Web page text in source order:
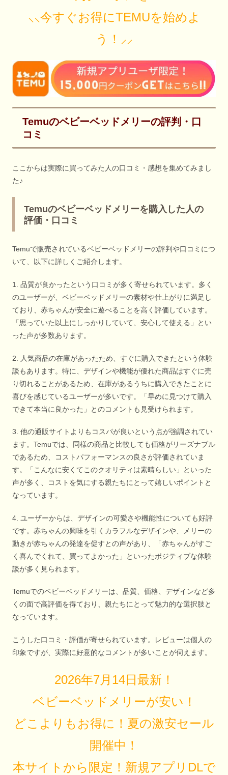
⸜⸜今すぐお得にTEMUを始めよ
う！⸝⸝
Temuのベビーベッドメリーの評判・口
コミ
ここからは実際に買ってみた人の口コミ・感想を集めてみまし
た♪
Temuのベビーベッドメリーを購入した人の
評価・口コミ
Temuで販売されているベビーベッドメリーの評判や口コミにつ
いて、以下に詳しくご紹介します。
1. 品質が良かったという口コミが多く寄せられています。多く
のユーザーが、ベビーベッドメリーの素材や仕上がりに満足し
ており、赤ちゃんが安全に遊べることを高く評価しています。
「思っていた以上にしっかりしていて、安心して使える」とい
った声が多数あります。
2. 人気商品の在庫があったため、すぐに購入できたという体験
談もあります。特に、デザインや機能が優れた商品はすぐに売
り切れることがあるため、在庫があるうちに購入できたことに
喜びを感じているユーザーが多いです。「早めに見つけて購入
できて本当に良かった」とのコメントも見受けられます。
3. 他の通販サイトよりもコスパが良いという点が強調されてい
ます。Temuでは、同様の商品と比較しても価格がリーズナブル
であるため、コストパフォーマンスの良さが評価されていま
す。「こんなに安くてこのクオリティは素晴らしい」といった
声が多く、コストを気にする親たちにとって嬉しいポイントと
なっています。
4. ユーザーからは、デザインの可愛さや機能性についても好評
です。赤ちゃんの興味を引くカラフルなデザインや、メリーの
動きが赤ちゃんの発達を促すとの声があり、「赤ちゃんがすご
く喜んでくれて、買ってよかった」といったポジティブな体験
談が多く見られます。
Temuでのベビーベッドメリーは、品質、価格、デザインなど多
くの面で高評価を得ており、親たちにとって魅力的な選択肢と
なっています。
こうした口コミ・評価が寄せられています。レビューは個人の
印象ですが、実際に好意的なコメントが多いことが伺えます。
2026年7月14日最新！
ベビーベッドメリーが安い！
どこよりもお得に！夏の激安セール
開催中！
本サイトから限定！新規アプリDLで